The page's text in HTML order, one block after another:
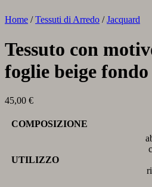
Home / Tessuti di Arredo / Jacquard
Tessuto con
foglie beige
45,00 €
COMPOSIZIONE
UTILIZZO